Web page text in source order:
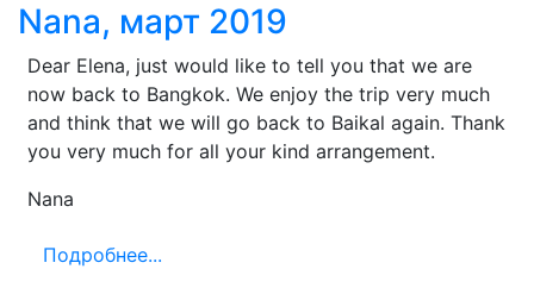
Nana, март 2019
Dear Elena, just would like to tell you that we are
now back to Bangkok. We enjoy the trip very much
and think that we will go back to Baikal again. Thank
you very much for all your kind arrangement.
Nana
Подробнее...